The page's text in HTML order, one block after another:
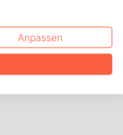
Anpassen